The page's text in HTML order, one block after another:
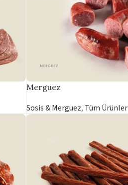
Merguez
Sosis & Merguez, Tüm Ürünler